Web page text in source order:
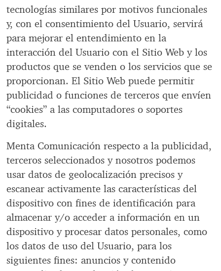
tecnologías similares por motivos funcionales
y, con el consentimiento del Usuario, servirá
para mejorar el entendimiento en la
interacción del Usuario con el Sitio Web y los
productos que se venden o los servicios que se
proporcionan. El Sitio Web puede permitir
publicidad o funciones de terceros que envíen
“cookies” a las computadores o soportes
digitales.
Menta Comunicación respecto a la publicidad,
terceros seleccionados y nosotros podemos
usar datos de geolocalización precisos y
escanear activamente las características del
dispositivo con fines de identificación para
almacenar y/o acceder a información en un
dispositivo y procesar datos personales, como
los datos de uso del Usuario, para los
siguientes fines: anuncios y contenido